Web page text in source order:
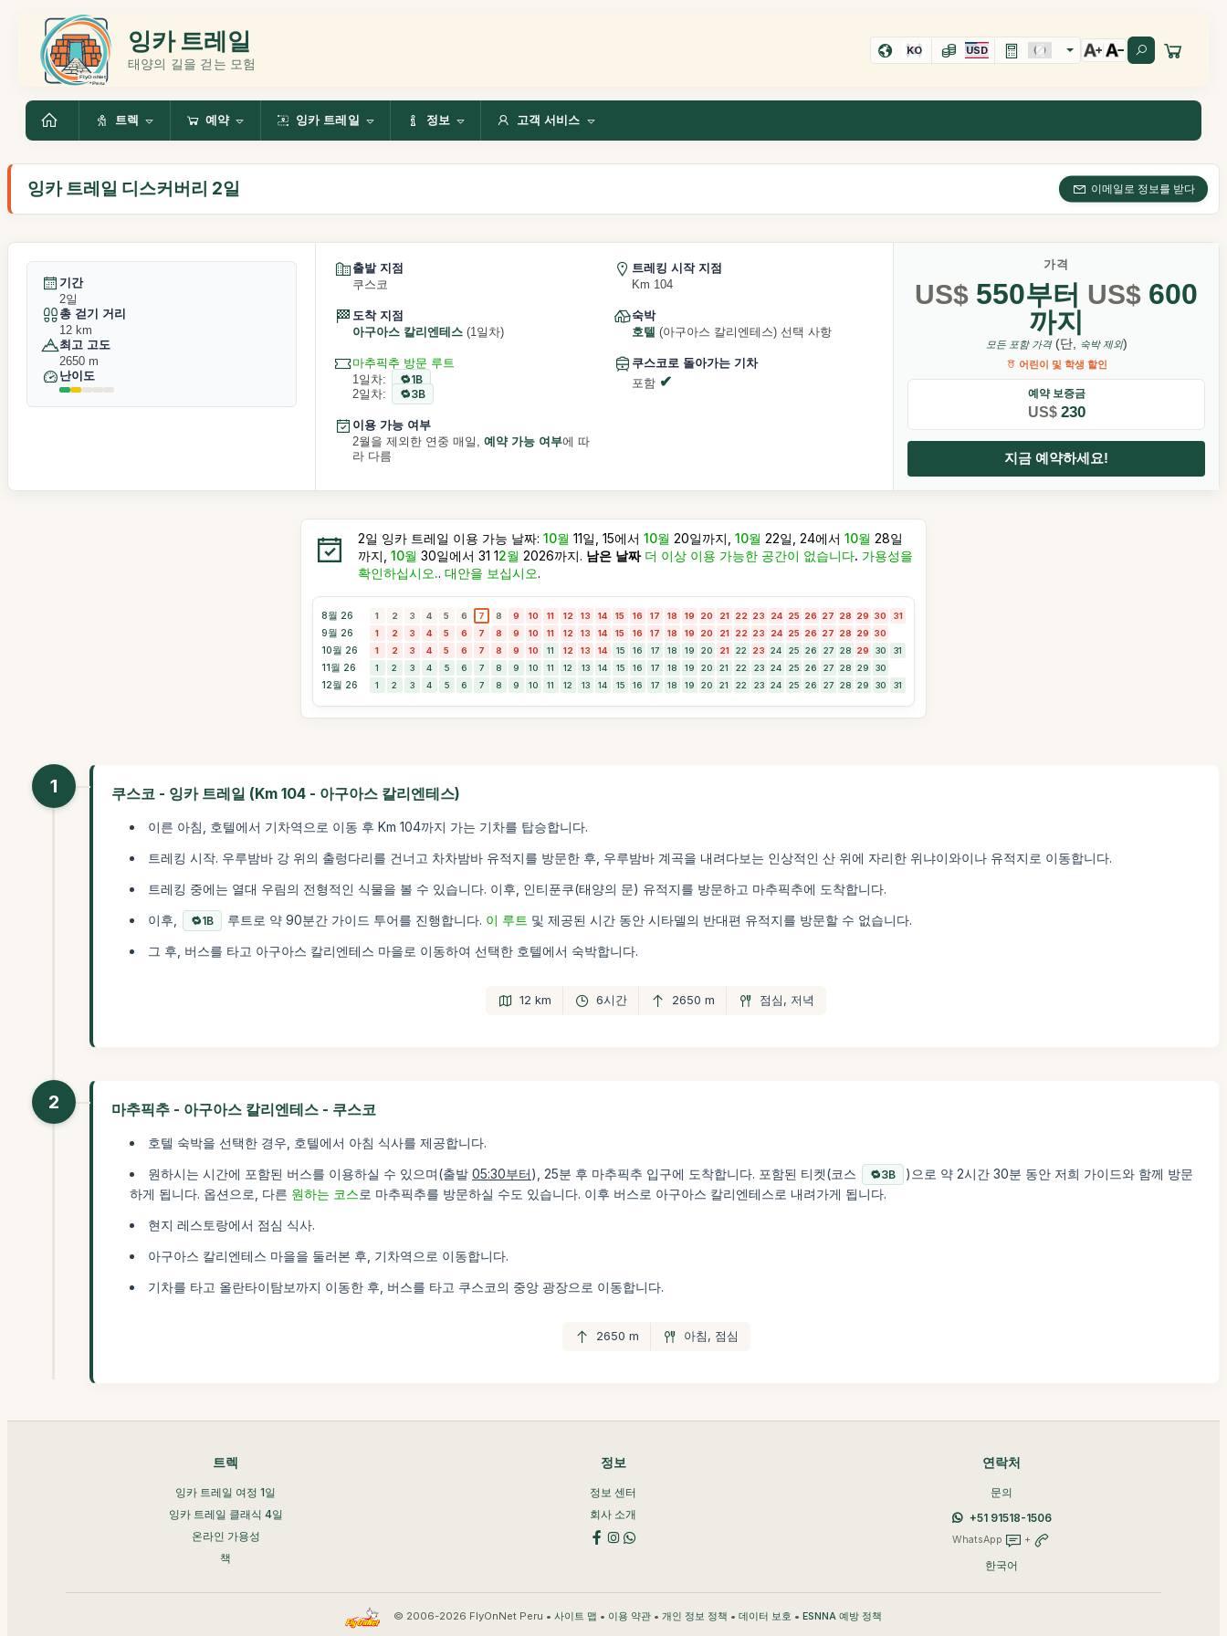
잉카 트레일
태양의 길을 걷는 모험
KO USD
트렉 예약 잉카 트레일 정보 고객 서비스
잉카 트레일 디스커버리 2일 이메일로 정보를 받다
기간
2일
총 걷기 거리
12 km
최고 고도
2650 m
난이도
출발 지점
쿠스코
트레킹 시작 지점
Km 104
도착 지점
아구아스 칼리엔테스 (1일차)
숙박
호텔 (아구아스 칼리엔테스) 선택 사항
마추픽추 방문 루트
1일차:
1B
2일차:
3B
쿠스코로 돌아가는 기차
포함
이용 가능 여부
2월을 제외한 연중 매일,예약 가능 여부에 따
라 다름
가격
US$ 550부터 US$ 600
까지
모든 포함 가격(단, 숙박 제외)
어린이 및 학생 할인
예약 보증금
US$ 230
지금 예약하세요!
2일 잉카 트레일 이용 가능 날짜: 10월 11일, 15에서 10월 20일까지, 10월 22일, 24에서 10월 28일
까지, 10월 30일에서 31 12월 2026까지. 남은 날짜 더 이상 이용 가능한 공간이 없습니다. 가용성을
확인하십시오.. 대안을 보십시오.
8월 26 1 2 3 4 5 6 7 8 9 10 11 12 13 14 15 16 17 18 19 20 21 22 23 24 25 26 27 28 29 30 31
9월 26 1 2 3 4 5 6 7 8 9 10 11 12 13 14 15 16 17 18 19 20 21 22 23 24 25 26 27 28 29 30
10월 26 1 2 3 4 5 6 7 8 9 10 11 12 13 14 15 16 17 18 19 20 21 22 23 24 25 26 27 28 29 30 31
11월 26 1 2 3 4 5 6 7 8 9 10 11 12 13 14 15 16 17 18 19 20 21 22 23 24 25 26 27 28 29 30
12월 26 1 2 3 4 5 6 7 8 9 10 11 12 13 14 15 16 17 18 19 20 21 22 23 24 25 26 27 28 29 30 31
1 쿠스코 - 잉카 트레일 (Km 104 - 아구아스 칼리엔테스)
이른 아침, 호텔에서 기차역으로 이동 후 Km 104까지 가는 기차를 탑승합니다.
트레킹 시작. 우루밤바 강 위의 출렁다리를 건너고 차차밤바 유적지를 방문한 후, 우루밤바 계곡을 내려다보는 인상적인 산 위에 자리한 위냐이와이나 유적지로 이동합니다.
트레킹 중에는 열대 우림의 전형적인 식물을 볼 수 있습니다. 이후, 인티푼쿠(태양의 문) 유적지를 방문하고 마추픽추에 도착합니다.
이후,
1B 루트로 약 90분간 가이드 투어를 진행합니다. 이 루트 및 제공된 시간 동안 시타델의 반대편 유적지를 방문할 수 없습니다.
그 후, 버스를 타고 아구아스 칼리엔테스 마을로 이동하여 선택한 호텔에서 숙박합니다.
12 km 6시간 2650 m 점심, 저녁
2 마추픽추 - 아구아스 칼리엔테스 - 쿠스코
호텔 숙박을 선택한 경우, 호텔에서 아침 식사를 제공합니다.
원하시는 시간에 포함된 버스를 이용하실 수 있으며(출발 05:30부터), 25분 후 마추픽추 입구에 도착합니다. 포함된 티켓(코스 3B
)으로 약 2시간 30분 동안 저희 가이드와 함께 방문
하게 됩니다. 옵션으로, 다른 원하는 코스로 마추픽추를 방문하실 수도 있습니다. 이후 버스로 아구아스 칼리엔테스로 내려가게 됩니다.
현지 레스토랑에서 점심 식사.
아구아스 칼리엔테스 마을을 둘러본 후, 기차역으로 이동합니다.
기차를 타고 올란타이탐보까지 이동한 후, 버스를 타고 쿠스코의 중앙 광장으로 이동합니다.
2650 m 아침, 점심
트렉
잉카 트레일 여정 1일
잉카 트레일 클래식 4일
온라인 가용성
책
정보
정보 센터
회사 소개
연락처
문의
+51 91518-1506
WhatsApp +
한국어
© 2006-2026 FlyOnNet Peru • 사이트 맵 • 이용 약관• 개인 정보 정책 • 데이터 보호 • ESNNA 예방 정책